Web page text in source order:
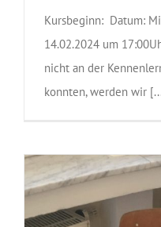
Kursbeginn: Datum:
14.02.2024 um
nicht an der
konnten, werden wir